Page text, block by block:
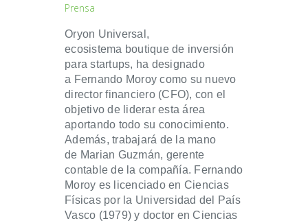
Prensa
Oryon Universal,
ecosistema boutique de inversión
para startups, ha designado
a Fernando Moroy como su nuevo
director financiero (CFO), con el
objetivo de liderar esta área
aportando todo su conocimiento.
Además, trabajará de la mano
de Marian Guzmán, gerente
contable de la compañía. Fernando
Moroy es licenciado en Ciencias
Físicas por la Universidad del País
Vasco (1979) y doctor en Ciencias